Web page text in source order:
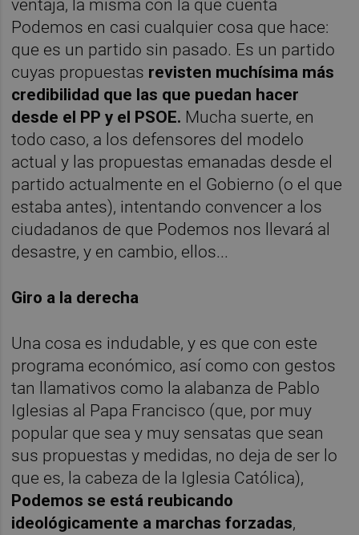
ventaja, la misma con la que cuenta
Podemos en casi cualquier cosa que hace:
que es un partido sin pasado. Es un partido
cuyas propuestas revisten muchísima más
credibilidad que las que puedan hacer
desde el PP y el PSOE. Mucha suerte, en
todo caso, a los defensores del modelo
actual y las propuestas emanadas desde el
partido actualmente en el Gobierno (o el que
estaba antes), intentando convencer a los
ciudadanos de que Podemos nos llevará al
desastre, y en cambio, ellos...
Giro a la derecha
Una cosa es indudable, y es que con este
programa económico, así como con gestos
tan llamativos como la alabanza de Pablo
Iglesias al Papa Francisco (que, por muy
popular que sea y muy sensatas que sean
sus propuestas y medidas, no deja de ser lo
que es, la cabeza de la Iglesia Católica),
Podemos se está reubicando
ideológicamente a marchas forzadas,